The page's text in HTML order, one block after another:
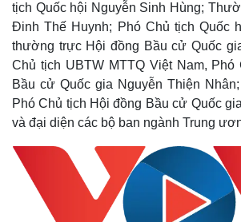
tịch Quốc hội Nguyễn Sinh Hùng;
Đinh Thế Huynh; Phó Chủ tịch Quốc
thường trực Hội đồng Bầu cử Quốc
Chủ tịch UBTW MTTQ Việt Nam, Phó
Bầu cử Quốc gia Nguyễn Thiện
Phó Chủ tịch Hội đồng Bầu cử Quốc
và đại diện các bộ ban ngành Trung